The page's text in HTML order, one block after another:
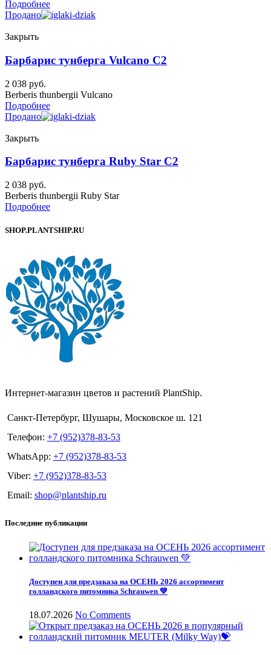
Подробнее
Продано
Закрыть
Барбарис тунберга Vulcano C2
2 038 руб.
Berberis thunbergii Vulcano
Подробнее
Продано
Закрыть
Барбарис тунберга Ruby Star C2
2 038 руб.
Berberis thunbergii Ruby Star
Подробнее
SHOP.PLANTSHIP.RU
Интернет-магазин цветов и растений PlantShip.
Санкт-Петербург, Шушары, Московское ш. 121
Телефон: +7 (952)378-83-53
WhatsApp: +7 (952)378-83-53
Viber: +7 (952)378-83-53
Email: shop@plantship.ru
Последние публикации
Доступен для предзаказа на ОСЕНЬ 2026 ассортимент
голландского питомника Schrauwen 💚
18.07.2026 No Comments